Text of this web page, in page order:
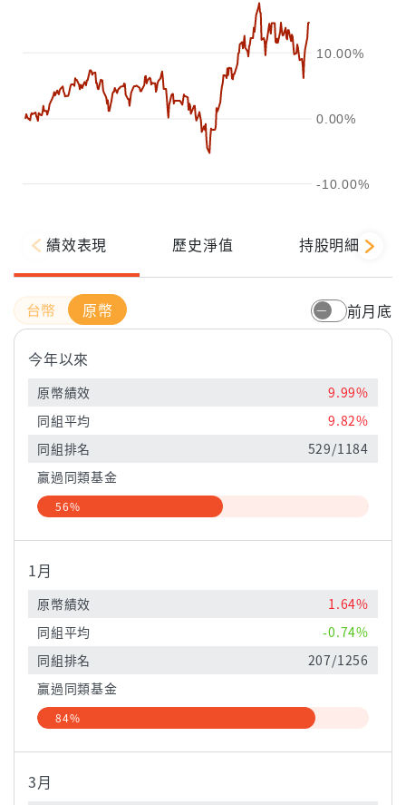
-10.00%
0.00%
10.00%
績效表現 歷史淨值 持股明細
原幣 前月底
今年以來
原幣績效
9.99%
同組平均
9.82%
同組排名
529/1184
贏過同類基金
56%
1月
原幣績效
1.64%
同組平均
-0.74%
同組排名
207/1256
贏過同類基金
84%
3月